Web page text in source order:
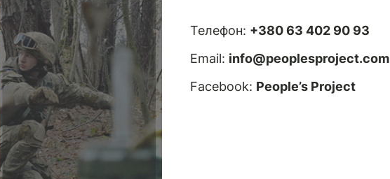
Телефон: +380 63 402 90 93
Email: info@peoplesproject.com
Facebook: People’s Project